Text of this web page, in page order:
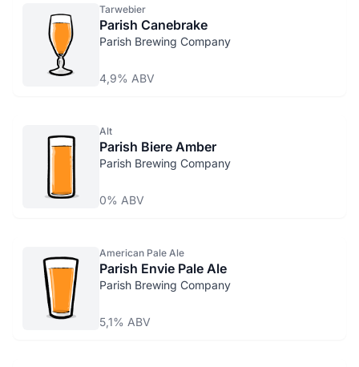
Tarwebier
Parish Canebrake
Parish Brewing Company
4,9% ABV
Alt
Parish Biere Amber
Parish Brewing Company
0% ABV
American Pale Ale
Parish Envie Pale Ale
Parish Brewing Company
5,1% ABV